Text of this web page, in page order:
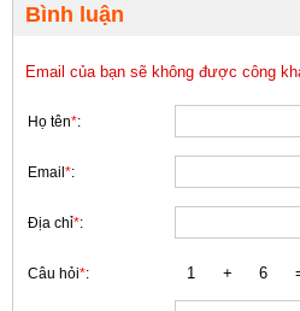
Bình luận
Email của bạn sẽ không được công
Họ tên*:
Email*:
Địa chỉ*:
Câu hỏi*: